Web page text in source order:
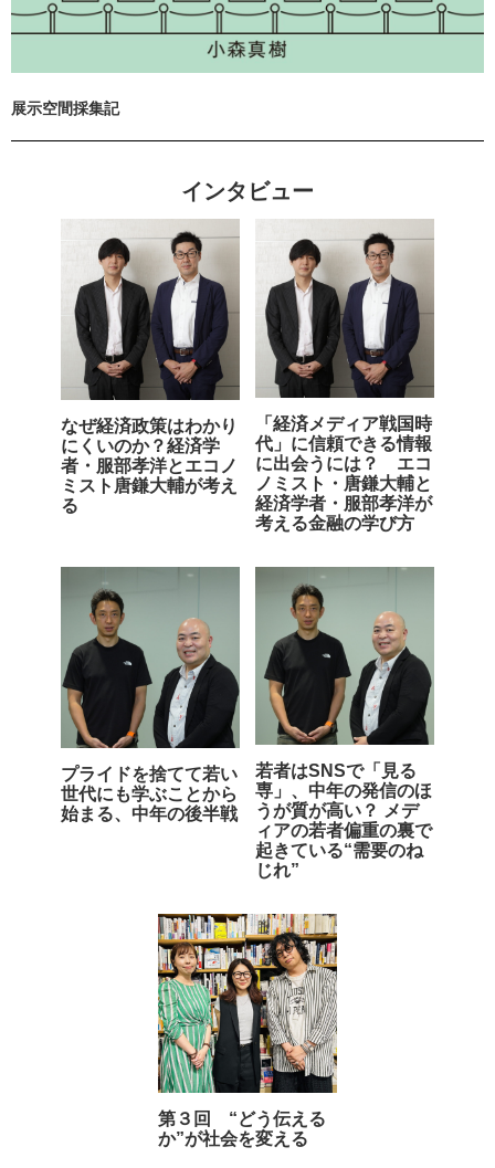
展示空間採集記
インタビュー
なぜ経済政策はわかり
にくいのか？経済学
者・服部孝洋とエコノ
ミスト唐鎌大輔が考え
る
「経済メディア戦国時
代」に信頼できる情報
に出会うには？ エコ
ノミスト・唐鎌大輔と
経済学者・服部孝洋が
考える金融の学び方
プライドを捨てて若い
世代にも学ぶことから
始まる、中年の後半戦
若者はSNSで「見る
専」、中年の発信のほ
うが質が高い？ メデ
ィアの若者偏重の裏で
起きている“需要のね
じれ”
第３回 “どう伝える
か”が社会を変える